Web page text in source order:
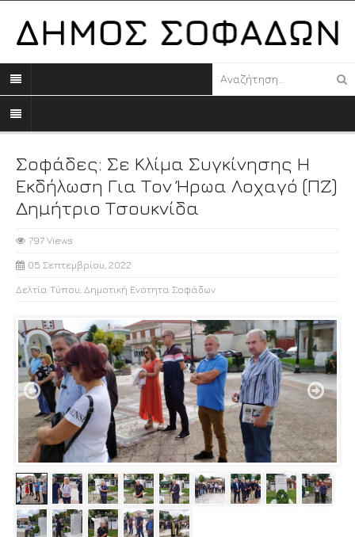
Σοφάδες: Σε Κλίμα Συγκίνησης Η
Εκδήλωση Για Τον Ήρωα Λοχαγό (ΠΖ)
Δηµήτριο Τσουκνίδα
797 Views
05 Σεπτεμβρίου, 2022
Δελτία Τύπου Δημοτική Ενότητα Σοφάδων
 